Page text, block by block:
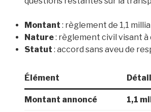
Montant : règlement de 1,1
Nature: règlement civil visant
Statut : accord sans aveu de
Élément Détail
Montant annoncé 1,1